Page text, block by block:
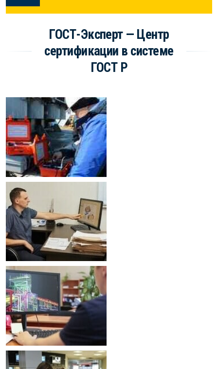
ГОСТ-Эксперт — Центр
сертификации в системе
ГОСТ Р